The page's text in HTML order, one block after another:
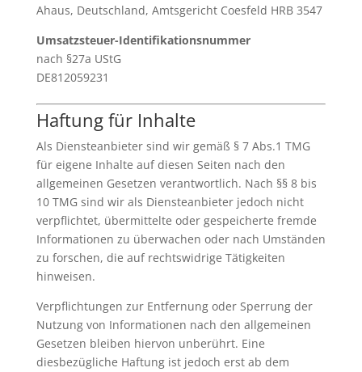
Ahaus, Deutschland, Amtsgericht Coesfeld HRB 3547
Umsatzsteuer-Identifikationsnummer
nach §27a UStG
DE812059231
Haftung für Inhalte
Als Diensteanbieter sind wir gemäß § 7 Abs.1 TMG
für eigene Inhalte auf diesen Seiten nach den
allgemeinen Gesetzen verantwortlich. Nach §§ 8 bis
10 TMG sind wir als Diensteanbieter jedoch nicht
verpflichtet, übermittelte oder gespeicherte fremde
Informationen zu überwachen oder nach Umständen
zu forschen, die auf rechtswidrige Tätigkeiten
hinweisen.
Verpflichtungen zur Entfernung oder Sperrung der
Nutzung von Informationen nach den allgemeinen
Gesetzen bleiben hiervon unberührt. Eine
diesbezügliche Haftung ist jedoch erst ab dem